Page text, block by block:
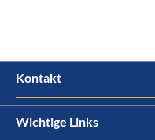
Kontakt
Wichtige Links